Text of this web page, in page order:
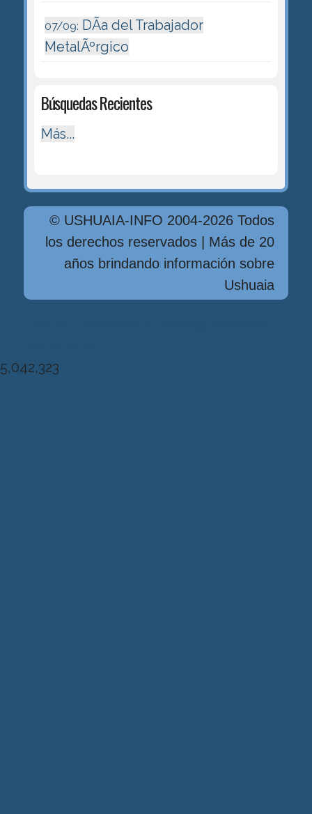
07/09: DÃ­a del Trabajador
MetalÃºrgico
Búsquedas Recientes
Más...
© USHUAIA-INFO 2004-2026 Todos
los derechos reservados | Más de 20
años brindando información sobre
Ushuaia
5,042,323